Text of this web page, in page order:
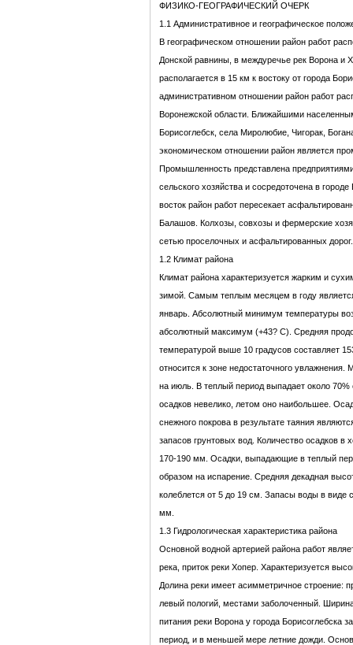
ФИЗИКО-ГЕОГРАФИЧЕСКИЙ ОЧЕРК
1.1 Административное и географическое
В географическом отношении район работ
Донской равнины, в междуречье рек Ворона и
располагается в 15 км к востоку от города
административном отношении район работ
Воронежской области. Ближайшими
Борисоглебск, села Миролюбие, Чигорак,
экономическом отношении район является
Промышленность представлена
сельского хозяйства и сосредоточена в
восток район работ пересекает
Балашов. Колхозы, совхозы и фермерские
сетью проселочных и асфальтированных дорог.
1.2 Климат района
Климат района характеризуется жарким и
зимой. Самым теплым месяцем в году
январь. Абсолютный минимум температуры
абсолютный максимум (+43? С). Средняя
температурой выше 10 градусов составляет
относится к зоне недостаточного
на июль. В теплый период выпадает около 70%
осадков невелико, летом оно наибольшее.
снежного покрова в результате таяния
запасов грунтовых вод. Количество осадков в
170-190 мм. Осадки, выпадающие в теплый
образом на испарение. Средняя декадная
колеблется от 5 до 19 см. Запасы воды в виде
мм.
1.3 Гидрологическая характеристика района
Основной водной артерией района работ
река, приток реки Хопер. Характеризуется
Долина реки имеет асимметричное строение:
левый пологий, местами заболоченный.
питания реки Ворона у города Борисоглебска
период, и в меньшей мере летние дожди.